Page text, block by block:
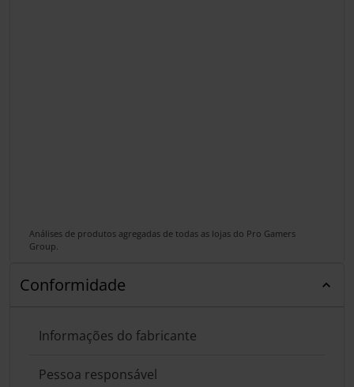
Análises de produtos agregadas de todas as lojas do Pro Gamers
Group.
Conformidade
Informações do fabricante
Pessoa responsável